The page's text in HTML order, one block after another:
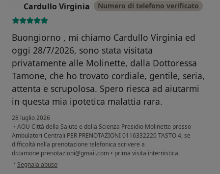
Cardullo Virginia Numero di telefono verificato
Buongiorno , mi chiamo Cardullo Virginia ed
oggi 28/7/2026, sono stata visitata
privatamente alle Molinette, dalla Dottoressa
Tamone, che ho trovato cordiale, gentile, seria,
attenta e scrupolosa. Spero riesca ad aiutarmi
in questa mia ipotetica malattia rara.
28 luglio 2026
• AOU Città della Salute e della Scienza Presidio Molinette presso
Ambulatori Centrali PER PRENOTAZIONI 0116332220 TASTO 4, se
difficoltà nella prenotazione telefonica scrivere a
dr.tamone.prenotazioni@gmail.com • prima visita internistica
• secondo l'opinione dell'utente Cardullo Virginia
Segnala abuso